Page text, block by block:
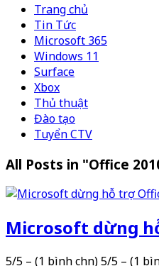
Trang chủ
Tin Tức
Microsoft 365
Windows 11
Surface
Xbox
Thủ thuật
Đào tạo
Tuyển CTV
All Posts in "Office
Microsoft dừng
5/5 – (1 bình chọn) 5/5 – (1